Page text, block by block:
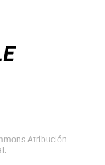
Atribución-